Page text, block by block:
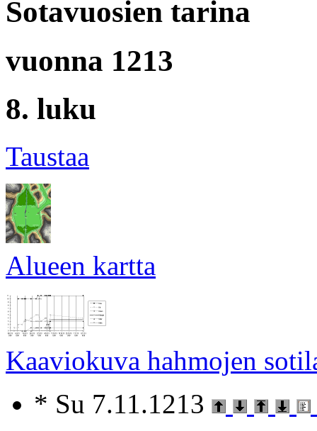
Sotavuosien tarina
vuonna 1213
8. luku
Taustaa
Alueen kartta
Kaaviokuva hahmojen
* Su 7.11.1213